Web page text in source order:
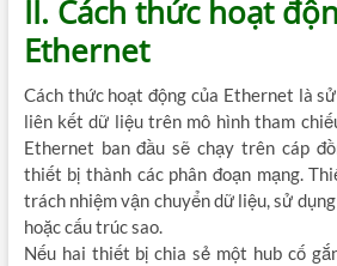
II. Cách thức hoạt
Ethernet
Cách thức hoạt động của Ethernet là
liên kết dữ liệu trên mô hình tham
Ethernet ban đầu sẽ chạy trên cáp
thiết bị thành các phân đoạn mạng.
trách nhiệm vận chuyển dữ liệu, sử
hoặc cấu trúc sao.
Nếu hai thiết bị chia sẻ một hub cố